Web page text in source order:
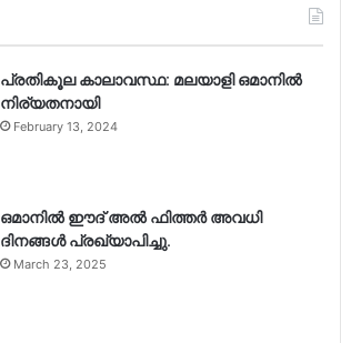
പ്രതികൂല കാലാവസ്ഥ: മലയാളി ഒമാനിൽ
നിര്യതനായി
February 13, 2024
ഒമാനിൽ ഈദ് അൽ ഫിത്തർ അവധി
ദിനങ്ങൾ പ്രഖ്യാപിച്ചു.
March 23, 2025